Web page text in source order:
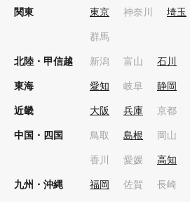
関東 東京 神奈川 埼玉
群馬
北陸・甲信越 新潟 富山 石川
東海 愛知 岐阜 静岡
近畿 大阪 兵庫 京都
中国・四国 鳥取 島根 岡山
香川 愛媛 高知
九州・沖縄 福岡 佐賀 長崎